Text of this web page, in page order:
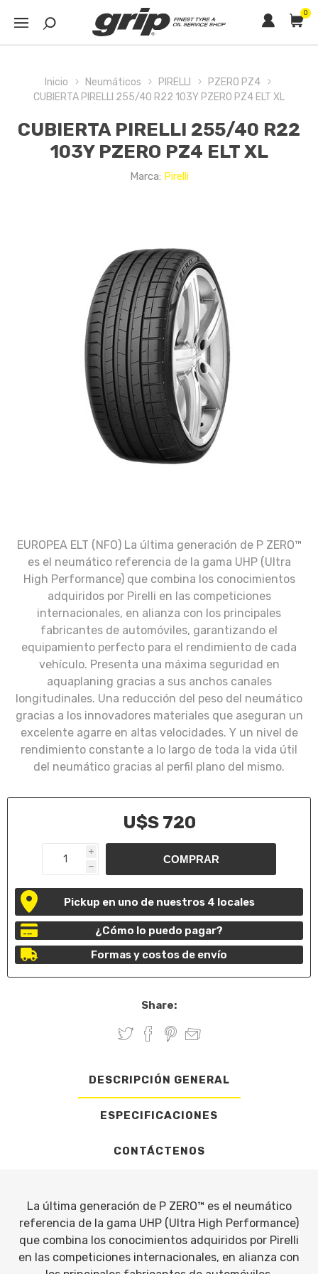
0
Inicio Neumáticos PIRELLI
PZERO PZ4
CUBIERTA PIRELLI 255/40 R22 103Y PZERO PZ4 ELT XL
CUBIERTA PIRELLI 255/40 R22
103Y PZERO PZ4 ELT XL
Marca: Pirelli
EUROPEA ELT (NFO) La última generación de P ZERO™
es el neumático referencia de la gama UHP (Ultra
High Performance) que combina los conocimientos
adquiridos por Pirelli en las competiciones
internacionales, en alianza con los principales
fabricantes de automóviles, garantizando el
equipamiento perfecto para el rendimiento de cada
vehículo. Presenta una máxima seguridad en
aquaplaning gracias a sus anchos canales
longitudinales. Una reducción del peso del neumático
gracias a los innovadores materiales que aseguran un
excelente agarre en altas velocidades. Y un nivel de
rendimiento constante a lo largo de toda la vida útil
del neumático gracias al perfil plano del mismo.
U$S 720
i
h
Pickup en uno de nuestros 4 locales
¿Cómo lo puedo pagar?
Formas y costos de envío
Share:
DESCRIPCIÓN GENERAL
ESPECIFICACIONES
CONTÁCTENOS
La última generación de P ZERO™ es el neumático
referencia de la gama UHP (Ultra High Performance)
que combina los conocimientos adquiridos por Pirelli
en las competiciones internacionales, en alianza con